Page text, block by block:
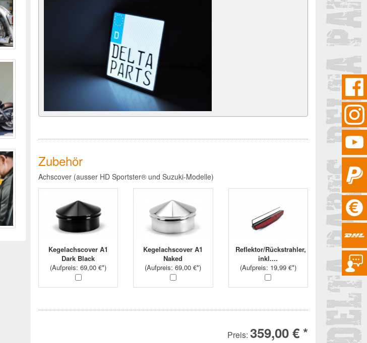
Zubehör
Achscover (ausser HD Sportster® und Suzuki-Modelle)
Kegelachscover A1
Dark Black
(Aufpreis: 69,00 €*)
Kegelachscover A1
Naked
(Aufpreis: 69,00 €*)
Reflektor/Rückstrahler,
inkl....
(Aufpreis: 19,99 €*)
Preis: 359,00 € *